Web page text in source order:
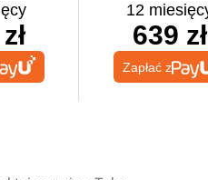
12
639 zł
Zapłać z